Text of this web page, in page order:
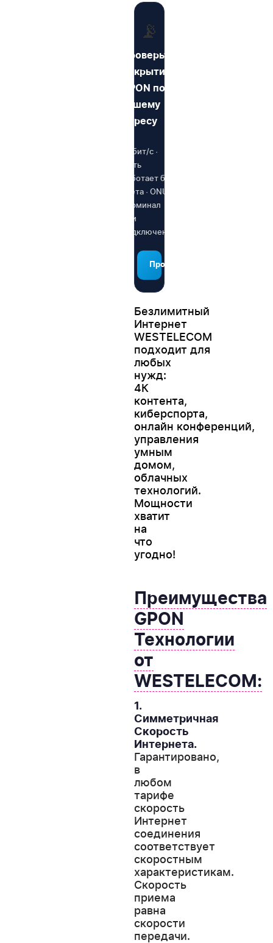
📡
Проверьте
покрытие
GPON по
вашему
адресу
1 Гбит/с ·
Сеть
работает без
света · ONU-
терминал
при
подключении
Проверить адрес
Безлимитный
Интернет
WESTELECOM
подходит для
любых
нужд:
4К
контента,
киберспорта,
онлайн конференций,
управления
умным
домом,
облачных
технологий.
Мощности
хватит
на
что
угодно!
Преимущества
GPON
Технологии
от
WESTELECOM:
1.
Симметричная
Скорость
Интернета.
Гарантировано,
в
любом
тарифе
скорость
Интернет
соединения
соответствует
скоростным
характеристикам.
Скорость
приема
равна
скорости
передачи.